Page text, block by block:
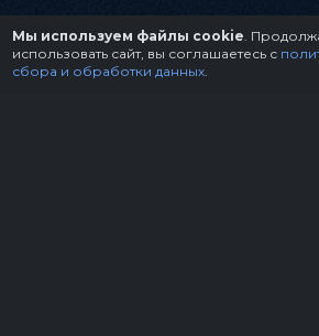
Мы используем файлы cookie .
использовать сайт, вы соглашаетесь с
сбора и обработки данных